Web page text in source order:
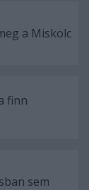
a Miskolc
finn
sem